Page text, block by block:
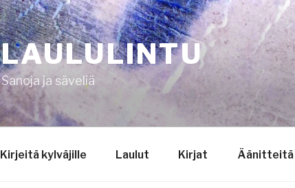
LAULULINTU
Sanoja ja säveliä
Kirjeitä kylväjille Laulut Kirjat Äänitteitä